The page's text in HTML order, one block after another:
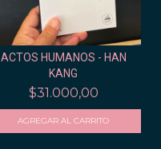
ACTOS HUMANOS - HAN
KANG
$31.000,00